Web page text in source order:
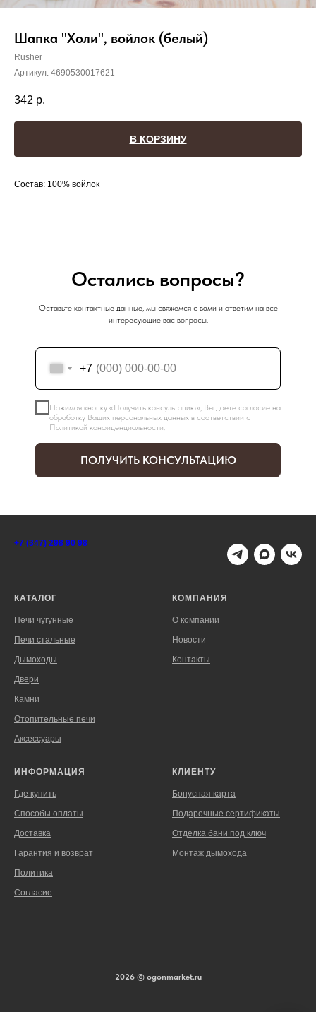
Шапка "Холи", войлок (белый)
Rusher
Артикул: 4690530017621
342 р.
В КОРЗИНУ
Состав: 100% войлок
Остались вопросы?
Оставьте контактные данные, мы свяжемся с вами и ответим на все
интересующие вас вопросы.
+7
Нажимая кнопку «Получить консультацию», Вы даете согласие на
обработку Ваших персональных данных в соответствии с
Политикой конфиденциальности
ПОЛУЧИТЬ КОНСУЛЬТАЦИЮ
+7 (347) 298 90 98
КАТАЛОГ
Печи чугунные
Печи стальные
Дымоходы
Двери
Камни
Отопительные печи
Аксессуары
КОМПАНИЯ
О компании
Новости
Контакты
ИНФОРМАЦИЯ
Где купить
Способы оплаты
Доставка
Гарантия и возврат
Политика
Согласие
КЛИЕНТУ
Бонусная карта
Подарочные сертификаты
Отделка бани под ключ
Монтаж дымохода
2026 © ogonmarket.ru